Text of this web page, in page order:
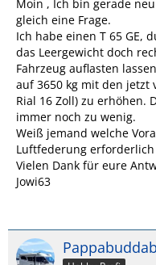
Moin , Ich bin gerade
gleich eine Frage.
Ich habe einen T 65 GE,
das Leergewicht doch
Fahrzeug auflasten
auf 3650 kg mit den jetzt
Rial 16 Zoll) zu erhöhen.
immer noch zu wenig.
Weiß jemand welche
Luftfederung erforderlich
Vielen Dank für eure
Jowi63